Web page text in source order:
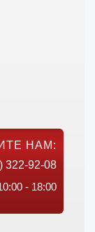
НАМ:
322-92-08
- 18:00